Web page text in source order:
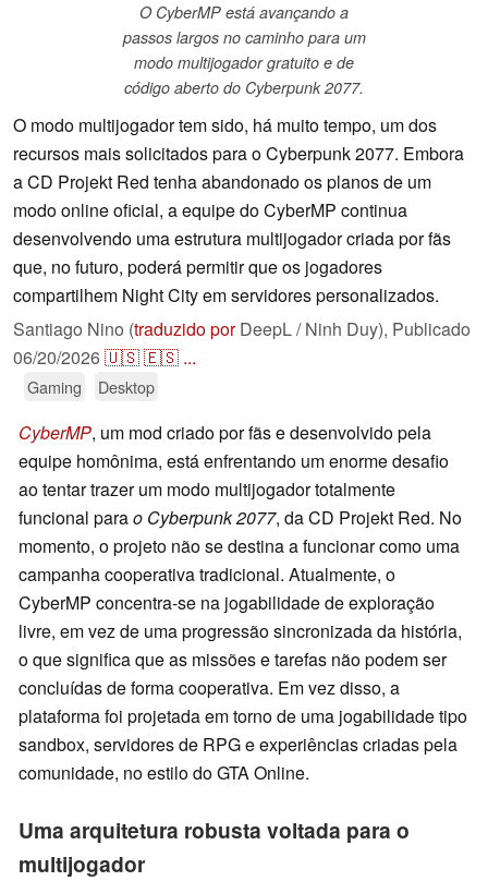
O CyberMP está avançando a
passos largos no caminho para um
modo multijogador gratuito e de
código aberto do Cyberpunk 2077.
O modo multijogador tem sido, há muito tempo, um dos
recursos mais solicitados para o Cyberpunk 2077. Embora
a CD Projekt Red tenha abandonado os planos de um
modo online oficial, a equipe do CyberMP continua
desenvolvendo uma estrutura multijogador criada por fãs
que, no futuro, poderá permitir que os jogadores
compartilhem Night City em servidores personalizados.
Santiago Nino (traduzido porDeepL / Ninh Duy), Publicado
06/20/2026🇺🇸🇪🇸 ...
Gaming Desktop
CyberMP, um mod criado por fãs e desenvolvido pela
equipe homônima, está enfrentando um enorme desafio
ao tentar trazer um modo multijogador totalmente
funcional parao Cyberpunk 2077, da CD Projekt Red. No
momento, o projeto não se destina a funcionar como uma
campanha cooperativa tradicional. Atualmente, o
CyberMP concentra-se na jogabilidade de exploração
livre, em vez de uma progressão sincronizada da história,
o que significa que as missões e tarefas não podem ser
concluídas de forma cooperativa. Em vez disso, a
plataforma foi projetada em torno de uma jogabilidade tipo
sandbox, servidores de RPG e experiências criadas pela
comunidade, no estilo do GTA Online.
Uma arquitetura robusta voltada para o
multijogador